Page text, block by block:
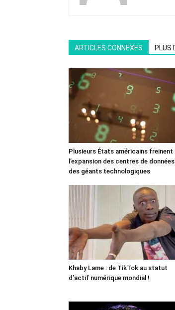
ARTICLES CONNEXES PLUS
Plusieurs États américains freinent
l’expansion des centres de données
des géants technologiques
Khaby Lame : de TikTok au statut
d’actif numérique mondial !